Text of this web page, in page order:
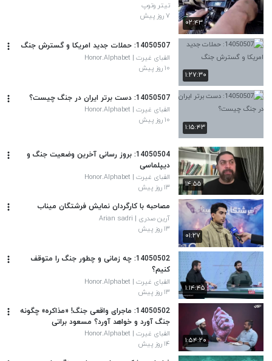
۰۲:۴۳
تیتر وتوپ
۷ روز پیش
۱:۲۷:۳۰
14050507: حملات جدید امریکا و گسترش جنگ
الفبای غیرت | Honor.Alphabet
۱۰ روز پیش
۱:۱۵:۴۳
14050507: دست برتر ایران در جنگ چیست؟
الفبای غیرت | Honor.Alphabet
۱۰ روز پیش
۱۴:۵۵
14050504: بروز رسانی آخرین وضعیت جنگ و
دیپلماسی
الفبای غیرت | Honor.Alphabet
۱۳ روز پیش
۰۱:۲۷
مصاحبه با کارگردان نمایش فرشتگان میناب
آرین صدری | Arian sadri
۱۳ روز پیش
۱:۱۴:۴۵
14050502: چه زمانی و چطور جنگ را متوقف
کنیم؟
الفبای غیرت | Honor.Alphabet
۱۳ روز پیش
۱:۵۴:۲۰
14050502: ماجرای واقعی جنگ! «مذاکره» چگونه
جنگ آورد و خواهد آورد؟ مسعود براتی
الفبای غیرت | Honor.Alphabet
۱۴ روز پیش